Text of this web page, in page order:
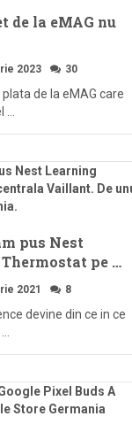
de la eMAG nu
2023 30
de la eMAG care
pus Nest
pe …
2021 8
devine din ce in ce